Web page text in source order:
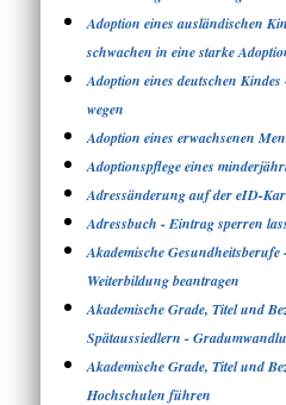
Adoption eines ausländischen
schwachen in eine starke
Adoption eines deutschen
wegen
Adoption eines erwachsenen
Adoptionspflege eines
Adressänderung auf der eID-
Adressbuch - Eintrag sperren
Akademische
Weiterbildung beantragen
Akademische Grade, Titel und
Spätaussiedlern -
Akademische Grade, Titel und
Hochschulen führen